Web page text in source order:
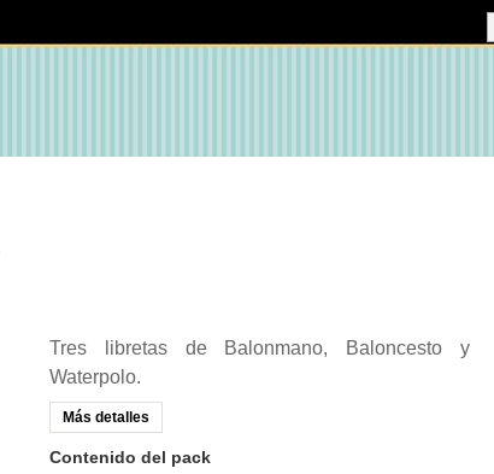
Tres libretas de Balonmano, Baloncesto y
Waterpolo.
Más detalles
Contenido del pack